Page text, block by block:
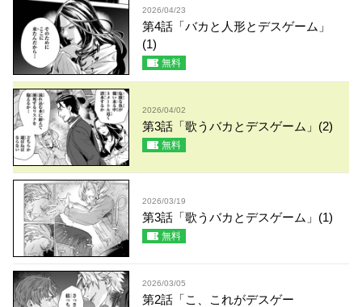
2026/04/23
第4話「バカと人形とデスゲーム」
(1)
無料
2026/04/02
第3話「歌うバカとデスゲーム」(2)
無料
2026/03/19
第3話「歌うバカとデスゲーム」(1)
無料
2026/03/05
第2話「こ、これがデスゲー